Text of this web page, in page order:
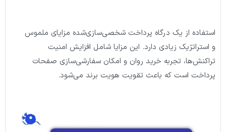
استفاده از یک درگاه پرداخت شخصی‌سازی‌شده مزایای ملموس
و استراتژیک زیادی دارد. این مزایا شامل افزایش امنیت
تراکنش‌ها، تجربه خرید روان و امکان سفارشی‌سازی صفحات
پرداخت است که باعث تقویت هویت برند می‌شود.